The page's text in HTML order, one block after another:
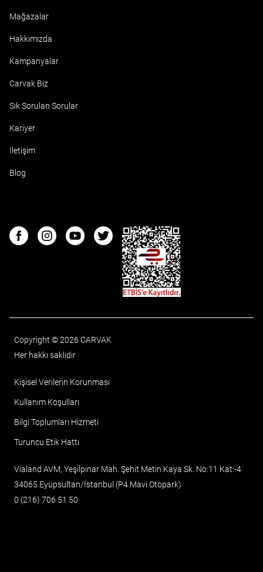
Mağazalar
Hakkımızda
Kampanyalar
Carvak Biz
Sık Sorulan Sorular
Kariyer
İletişim
Blog
FacebookInstagramYoutubeTwitter
ETBIS
Copyright © 2026 CARVAK
Her hakkı saklıdır
Kişisel Verilerin Korunması
Kullanım Koşulları
Bilgi Toplumları Hizmeti
Turuncu Etik Hattı
Vialand AVM, Yeşilpınar Mah. Şehit Metin Kaya Sk. No:11 Kat:-4
34065 Eyüpsultan/İstanbul (P4 Mavi Otopark)
0 (216) 706 51 50